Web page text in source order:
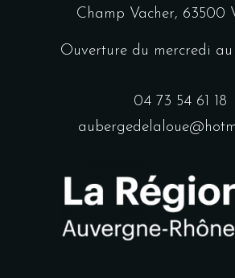
Champ Vacher, 63500
Ouverture du mercredi
04 73 54 61 18